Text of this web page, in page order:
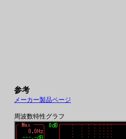
参考
メーカー製品ページ
周波数特性グラフ